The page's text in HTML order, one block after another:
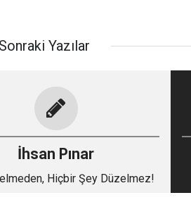
Yazılar
İhsan Pınar
Hiçbir Şey Düzelmez!